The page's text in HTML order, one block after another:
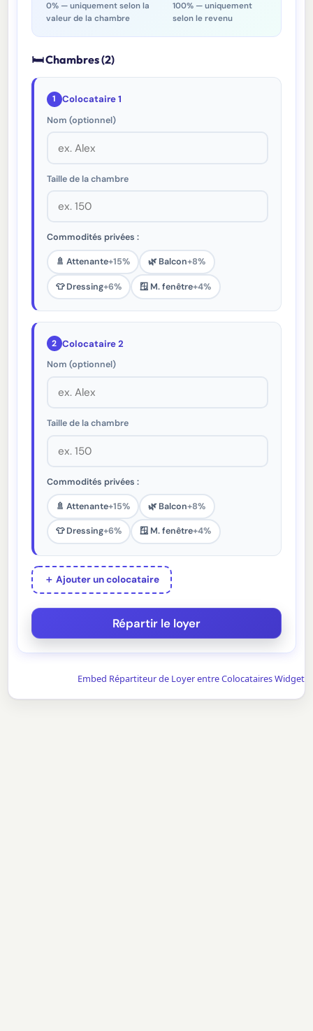
0% — uniquement selon la
valeur de la chambre
100% — uniquement
selon le revenu
🛏 Chambres (2)
1 Colocataire 1
Nom (optionnel)
Taille de la chambre
Commodités privées :
🚿 Attenante+15% 🌿 Balcon+8%
👕 Dressing+6% 🪟 M. fenêtre+4%
2 Colocataire 2
Nom (optionnel)
Taille de la chambre
Commodités privées :
🚿 Attenante+15% 🌿 Balcon+8%
👕 Dressing+6% 🪟 M. fenêtre+4%
＋ Ajouter un colocataire
Embed Répartiteur de Loyer entre Colocataires Widget